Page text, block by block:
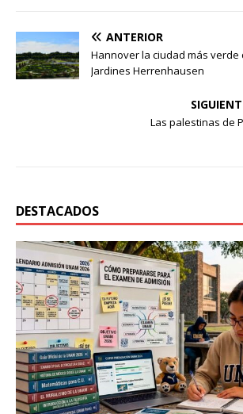
ANTERIOR
Hannover la ciudad más verde
Jardines Herrenhausen
Las palestinas de
DESTACADOS